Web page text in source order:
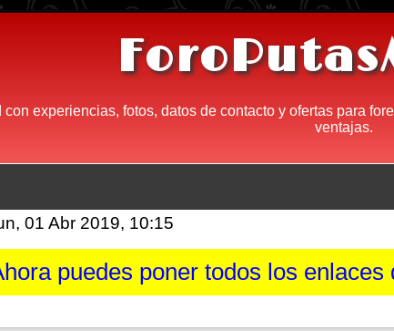
experiencias, fotos, datos de contacto y ofertas para
ventajas.
01 Abr 2019, 10:15
puedes poner todos los